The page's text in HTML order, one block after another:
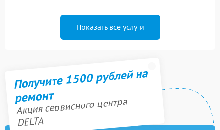
Показать все услуги
Получите 1500 рублей на
ремонт
Акция сервисного центра
DELTA